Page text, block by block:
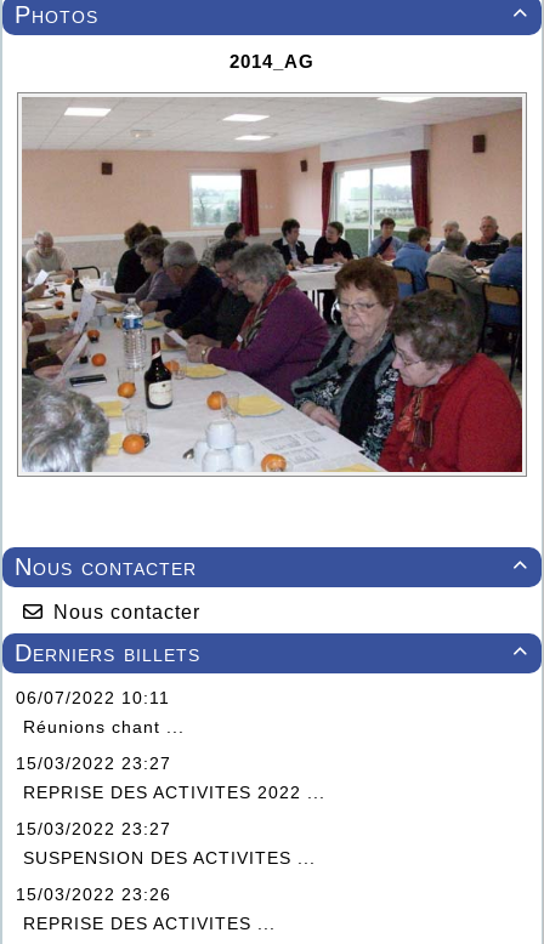

Photos
2014_AG

Nous contacter
Nous contacter

Derniers billets
06/07/2022 10:11
Réunions chant ...
15/03/2022 23:27
REPRISE DES ACTIVITES 2022 ...
15/03/2022 23:27
SUSPENSION DES ACTIVITES ...
15/03/2022 23:26
REPRISE DES ACTIVITES ...